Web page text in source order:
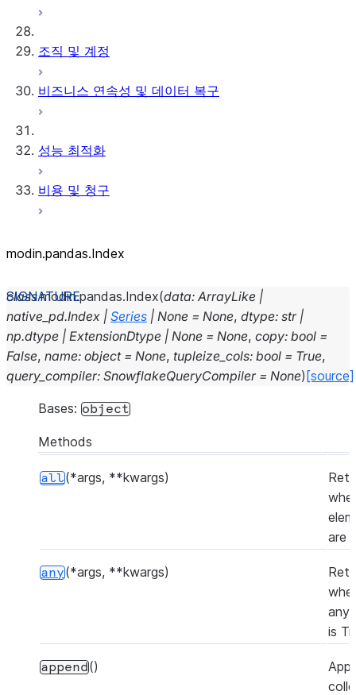
조직 및 계정
비즈니스 연속성 및 데이터 복구
성능 최적화
비용 및 청구
modin.pandas.Index
class modin.pandas.Index(data: ArrayLike |
native_pd.Index | Series | None = None, dtype: str |
np.dtype | ExtensionDtype | None = None, copy: bool =
False, name: object = None, tupleize_cols: bool = True,
query_compiler: SnowflakeQueryCompiler = None) [source]
Bases: object
Methods
all(*args, **kwargs)
are
any(*args, **kwargs)
any
is
append()